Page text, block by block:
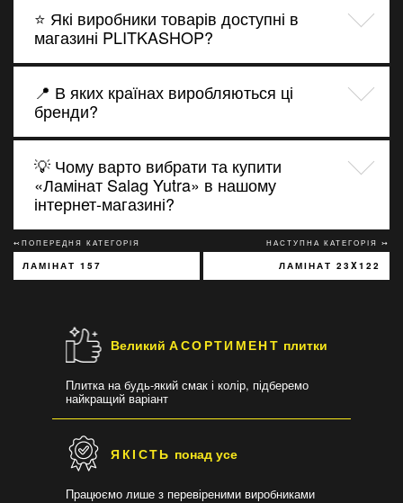
⭐ Які виробники товарів доступні в
магазині PLITKASHOP?
📍 В яких країнах виробляються ці
бренди?
💡 Чому варто вибрати та купити
«Ламінат Salag Yutra» в нашому
інтернет-магазині?
↢ПОПЕРЕДНЯ КАТЕГОРІЯ
ЛАМІНАТ 157
НАСТУПНА КАТЕГОРІЯ ↣
ЛАМІНАТ 23X122
ВеликийАСОРТИМЕНТ плитки
Плитка на будь-який смак і колір, підберемо
найкращий варіант
ЯКІСТЬ понад усе
Працюємо лише з перевіреними виробниками